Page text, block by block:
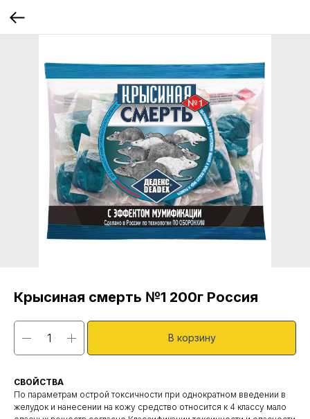
Крысиная смерть №1 200г Россия
В корзину
СВОЙСТВА
По параметрам острой токсичности при однократном введении в
желудок и нанесении на кожу средство относится к 4 классу мало